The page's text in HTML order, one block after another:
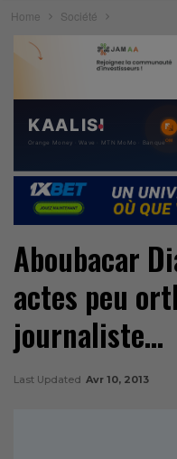
Home Société
Aboubacar
actes peu
journaliste…
Last Updated Avr 10, 2013